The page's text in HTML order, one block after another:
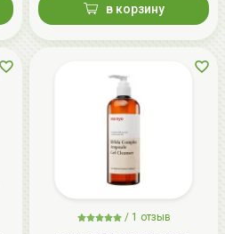
в корзину
/ 1 отзыв